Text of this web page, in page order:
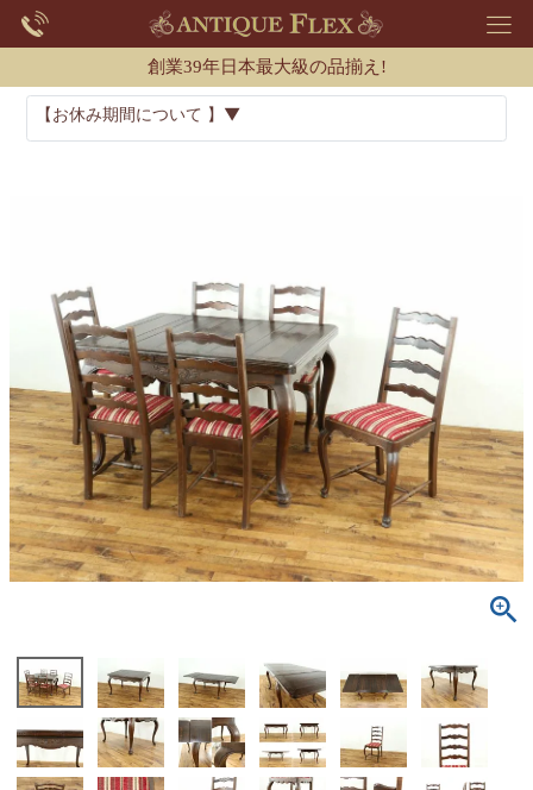
創業39年日本最大級の品揃え!
【お休み期間について 】▼